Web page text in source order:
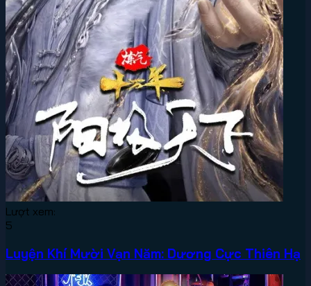
Lượt xem:
5
Luyện Khí Mười Vạn Năm: Dương Cực Thiên Hạ